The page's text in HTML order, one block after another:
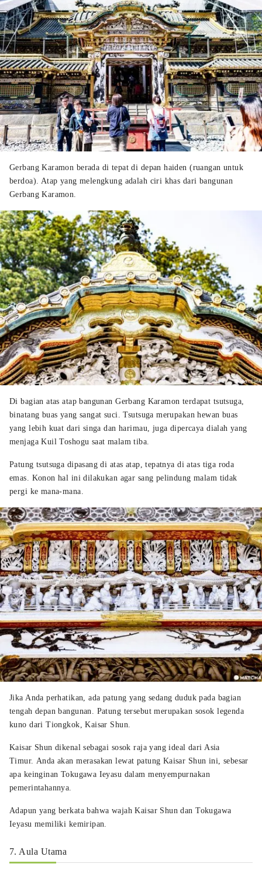
Gerbang Karamon berada di tepat di depan haiden (ruangan untuk
berdoa). Atap yang melengkung adalah ciri khas dari bangunan
Gerbang Karamon.
Di bagian atas atap bangunan Gerbang Karamon terdapat tsutsuga,
binatang buas yang sangat suci. Tsutsuga merupakan hewan buas
yang lebih kuat dari singa dan harimau, juga dipercaya dialah yang
menjaga Kuil Toshogu saat malam tiba.
Patung tsutsuga dipasang di atas atap, tepatnya di atas tiga roda
emas. Konon hal ini dilakukan agar sang pelindung malam tidak
pergi ke mana-mana.
Jika Anda perhatikan, ada patung yang sedang duduk pada bagian
tengah depan bangunan. Patung tersebut merupakan sosok legenda
kuno dari Tiongkok, Kaisar Shun.
Kaisar Shun dikenal sebagai sosok raja yang ideal dari Asia
Timur. Anda akan merasakan lewat patung Kaisar Shun ini, sebesar
apa keinginan Tokugawa Ieyasu dalam menyempurnakan
pemerintahannya.
Adapun yang berkata bahwa wajah Kaisar Shun dan Tokugawa
Ieyasu memiliki kemiripan.
7. Aula Utama